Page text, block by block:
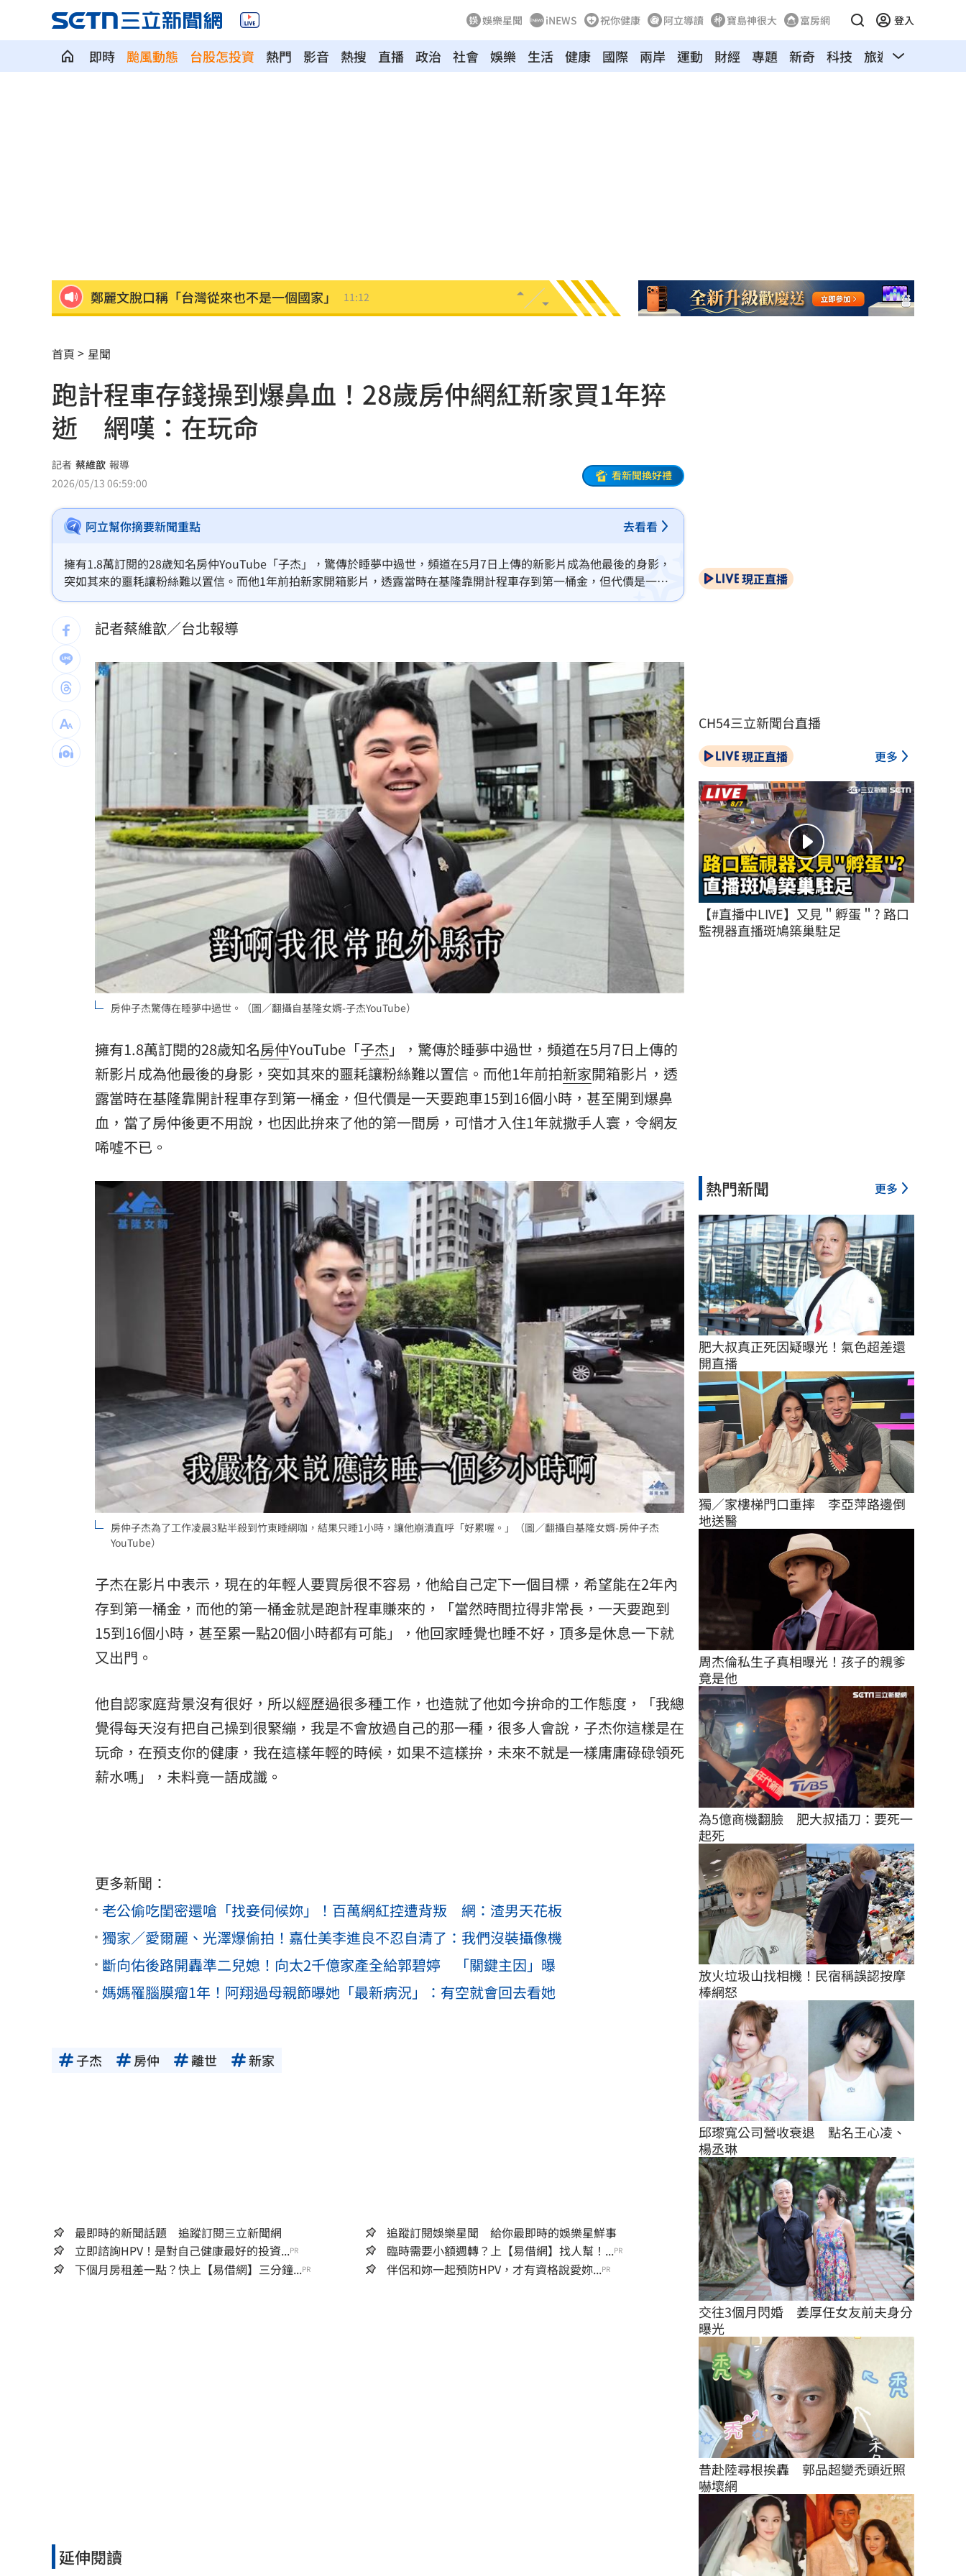
娛樂星聞 iNEWS 祝你健康 阿立導讀 寶島神很大 富房網 登入
即時 颱風動態 台股怎投資 熱門 影音 熱搜 直播 政治 社會 娛樂 生活 健康 國際 兩岸 運動 財經 專題 新奇 科技 旅遊 汽車
身價千億照買250元麻糬 富太包包自己做 11:11
小吃部討債逼拍裸照！恐怖主嫌下場曝
獨／曹雨婷挨轟失職 昔理事長楊光友開轟 11:08
酒測0.7、毒品快篩陽性 警查獲酒毒雙駕
韓足協爆性招待外籍裁判！7場比賽5勝2和
本土女星遭經紀人侵犯 他反嗆：沒伸舌頭
他沒異狀卻動脈硬化！醫示警：8類人小心
獨／身高173！排球女神十一挑戰mini徵選 11:00
全國首創「高溫微型保險」 台南7月試辦
擋暴衝特斯拉「救很多人」賓士車主身分曝 10:59
林逸欣首個無父父親節 診所熄燈爆排隊潮 10:58
村神相隔5場炸裂 暫居MLB日籍球員第2多 10:53
台灣彩券開獎直播中 20:31
LIVE三立+24小時直播
三立iNEWS新聞台線上直播 18:00
商場戰國來臨 台中「頂奢大道」逐漸成形 12:00
台彩父親節推新刮刮樂千萬頭獎超「爸」氣
「拍片人的多重宇宙」職涯論壇9/12登場！ 10:30
8國球員齊聚高雄 Formosa 7s掀足球熱潮 10:00
理想混蛋號召粉絲跨海追星吃美食！ 18:15
首頁 星聞
跑計程車存錢操到爆鼻血！28歲房仲網紅新家買1年猝
逝 網嘆：在玩命
記者 蔡維歆 報導
2026/05/13 06:59:00
看新聞換好禮
阿立幫你摘要新聞重點 去看看
擁有1.8萬訂閱的28歲知名房仲YouTube「子杰」，驚傳於睡夢中過世，頻道在5月7日上傳的新影片成為他最後的身影，
突如其來的噩耗讓粉絲難以置信。而他1年前拍新家開箱影片，透露當時在基隆靠開計程車存到第一桶金，但代價是一天
要跑車15到16個小時，甚至開到爆鼻血，當了房仲後更不用說，也因此拚來了他的第一間房，可惜才入住1年就撒手人
寰，令網友唏噓不已。蔡維歆
記者蔡維歆／台北報導
房仲子杰驚傳在睡夢中過世。（圖／翻攝自基隆女婿-子杰YouTube）
擁有1.8萬訂閱的28歲知名房仲YouTube「子杰 」，驚傳於睡夢中過世，頻道在5月7日上傳的
新影片成為他最後的身影，突如其來的噩耗讓粉絲難以置信。而他1年前拍新家開箱影片，透
露當時在基隆靠開計程車存到第一桶金，但代價是一天要跑車15到16個小時，甚至開到爆鼻
血，當了房仲後更不用說，也因此拚來了他的第一間房，可惜才入住1年就撒手人寰，令網友
唏噓不已。
房仲子杰為了工作凌晨3點半殺到竹東睡網咖，結果只睡1小時，讓他崩潰直呼「好累喔。」（圖／翻攝自基隆女婿-房仲子杰
YouTube）
子杰在影片中表示，現在的年輕人要買房很不容易，他給自己定下一個目標，希望能在2年內
存到第一桶金，而他的第一桶金就是跑計程車賺來的，「當然時間拉得非常長，一天要跑到
15到16個小時，甚至累一點20個小時都有可能」，他回家睡覺也睡不好，頂多是休息一下就
又出門。
他自認家庭背景沒有很好，所以經歷過很多種工作，也造就了他如今拚命的工作態度，「我總
覺得每天沒有把自己操到很緊繃，我是不會放過自己的那一種，很多人會說，子杰你這樣是在
玩命，在預支你的健康，我在這樣年輕的時候，如果不這樣拚，未來不就是一樣庸庸碌碌領死
薪水嗎」，未料竟一語成讖。
更多新聞：
老公偷吃閨密還嗆「找妾伺候妳」！百萬網紅控遭背叛 網：渣男天花板
獨家／愛爾麗、光澤爆偷拍！嘉仕美李進良不忍自清了：我們沒裝攝像機
斷向佑後路開轟準二兒媳！向太2千億家產全給郭碧婷 「關鍵主因」曝
媽媽罹腦膜瘤1年！阿翔過母親節曝她「最新病況」：有空就會回去看她
子杰 房仲 離世 新家
最即時的新聞話題 追蹤訂閱三立新聞網
追蹤訂閱娛樂星聞 給你最即時的娛樂星鮮事
立即諮詢HPV！是對自己健康最好的投資...PR 臨時需要小額週轉？上【易借網】找人幫！...PR
下個月房租差一點？快上【易借網】三分鐘...PR 伴侶和妳一起預防HPV，才有資格說愛妳...PR
延伸閱讀
現正直播
CH54三立新聞台直播
現正直播 更多
【#直播中LIVE】又見＂孵蛋＂? 路口
監視器直播斑鳩築巢駐足
熱門新聞 更多
肥大叔真正死因疑曝光！氣色超差還
開直播
獨／家樓梯門口重摔　李亞萍路邊倒
地送醫
周杰倫私生子真相曝光！孩子的親爹
竟是他
為5億商機翻臉　肥大叔插刀：要死一
起死
放火垃圾山找相機！民宿稱誤認按摩
棒網怒
邱瓈寬公司營收衰退　點名王心凌、
楊丞琳
交往3個月閃婚　姜厚任女友前夫身分
曝光
昔赴陸尋根挨轟　郭品超變禿頭近照
嚇壞網